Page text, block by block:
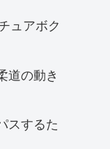
ュアボク
道の動き
スするた